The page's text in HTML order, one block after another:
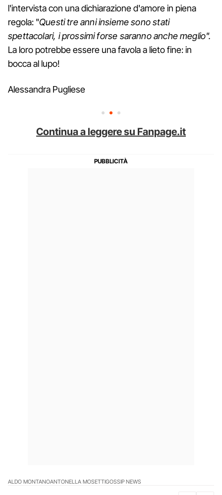
l'intervista con una dichiarazione d'amore in piena
regola: "Questi tre anni insieme sono stati
spettacolari, i prossimi forse saranno anche meglio".
La loro potrebbe essere una favola a lieto fine: in
bocca al lupo!
Alessandra Pugliese
Continua a leggere su Fanpage.it
ALDO MONTANOANTONELLA MOSETTIGOSSIP NEWS